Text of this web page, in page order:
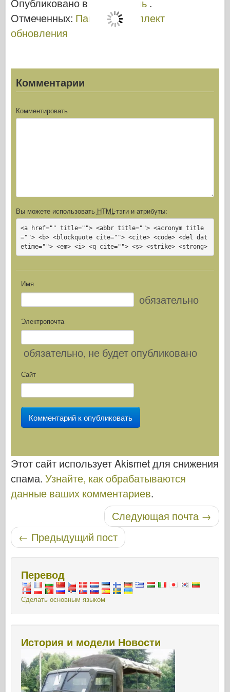
Ausf.G -
GRIFFON
Опубликовано в E.T. Модель .
Отмеченных: Пантера,комплект
обновления
Комментарии
Комментировать
Вы можете использовать HTML-тэги и атрибуты:
<a href="" title=""> <abbr title=""> <acronym title
=""> <b> <blockquote cite=""> <cite> <code> <del dat
etime=""> <em> <i> <q cite=""> <s> <strike> <strong>
Имя
обязательно
Электропочта
обязательно, не будет опубликовано
Сайт
Этот сайт использует Akismet для снижения
спама. Узнайте, как обрабатываются
данные ваших комментариев.
Навигация по записямСледующая почта →
← Предыдущий пост
Перевод
Сделать основным языком
История и модели Новости